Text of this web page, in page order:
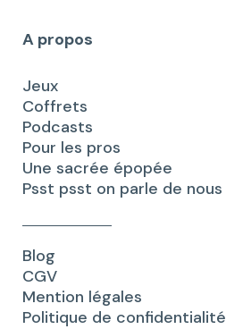
A propos
Jeux
Coffrets
Podcasts
Pour les pros
Une sacrée épopée
Psst psst on parle de nous
Blog
CGV
Mention légales
Politique de confidentialité